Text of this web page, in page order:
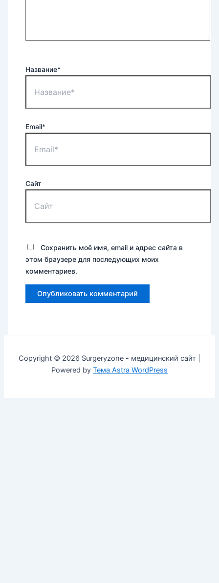
Название*
Email*
Сайт
Сохранить моё имя, email и адрес сайта в
этом браузере для последующих моих
комментариев.
Copyright © 2026 Surgeryzone - медицинский сайт |
Powered by Тема Astra WordPress